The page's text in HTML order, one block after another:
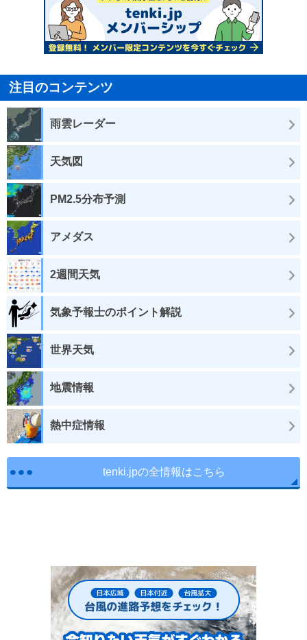
注目のコンテンツ
雨雲レーダー
天気図
PM2.5分布予測
アメダス
2週間天気
気象予報士のポイント解説
世界天気
地震情報
熱中症情報
tenki.jpの全情報はこちら